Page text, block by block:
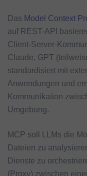
Das Model Context
auf REST-API
Client-Server-
Claude, GPT
standardisiert mit
Anwendungen und
Kommunikation
Umgebung.
MCP soll LLMs die
Dateien zu
Dienste zu
(Proxy) zwischen